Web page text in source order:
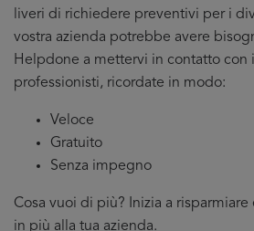
liveri di richiedere preventivi per i
vostra azienda potrebbe avere
Helpdone a mettervi in contatto con
professionisti, ricordate in modo:
Veloce
Gratuito
Senza impegno
Cosa vuoi di più? Inizia a
in più alla tua azienda.